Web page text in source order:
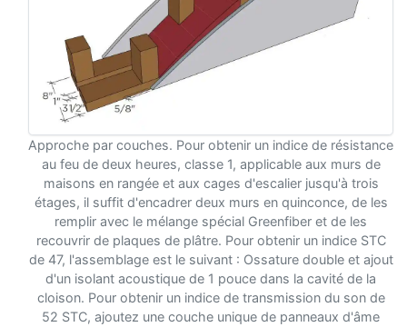
Approche par couches. Pour obtenir un indice de résistance
au feu de deux heures, classe 1, applicable aux murs de
maisons en rangée et aux cages d'escalier jusqu'à trois
étages, il suffit d'encadrer deux murs en quinconce, de les
remplir avec le mélange spécial Greenfiber et de les
recouvrir de plaques de plâtre. Pour obtenir un indice STC
de 47, l'assemblage est le suivant : Ossature double et ajout
d'un isolant acoustique de 1 pouce dans la cavité de la
cloison. Pour obtenir un indice de transmission du son de
52 STC, ajoutez une couche unique de panneaux d'âme